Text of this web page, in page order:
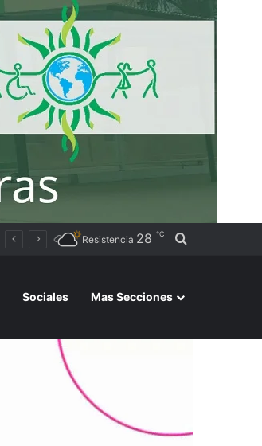
Resistencia 28 ℃ Buscar por
Sociales Mas Secciones